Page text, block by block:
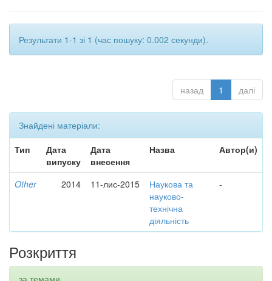
Результати 1-1 зі 1 (час пошуку: 0.002 секунди).
назад 1 далі
Знайдені матеріали:
Тип
Дата
випуску
Дата
внесення
Назва Автор(и)
Other 2014 11-лис-2015
Наукова та
науково-
технічна
діяльність
-
Розкриття
за темами